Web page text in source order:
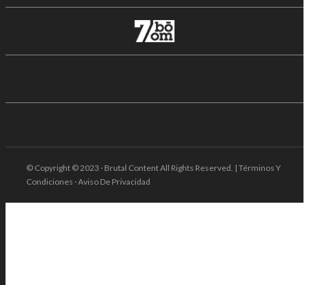
© Copyright © 2023 · Brutal Content All Rights Reserved. | Términos Y
Condiciones · Aviso De Privacidad